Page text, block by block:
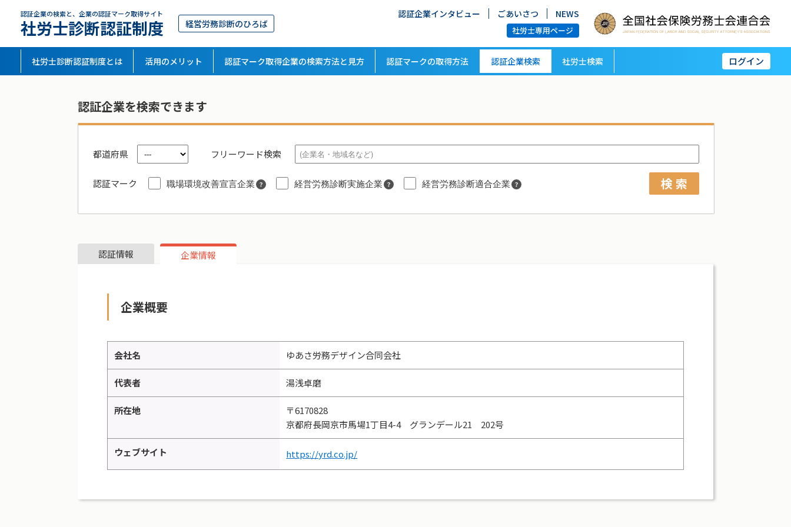
認証企業の検索と、企業の認証マーク取得サイト
社労士診断認証制度 経営労務診断のひろば
認証企業インタビュー ごあいさつ NEWS
社労士専用ページ
社労士診断認証制度とは 活用のメリット 認証マーク取得企業の検索方法と見方 認証マークの取得方法 認証企業検索 社労士検索 ログイン
認証企業を検索できます
都道府県 フリーワード検索
認証マーク 職場環境改善宣言企業 経営労務診断実施企業 経営労務診断適合企業 検 索
認証情報 企業情報
企業概要
会社名 ゆあさ労務デザイン合同会社
代表者 湯浅卓磨
所在地
〒6170828
京都府長岡京市馬場1丁目4-4 グランデール21 202号
ウェブサイト https://yrd.co.jp/